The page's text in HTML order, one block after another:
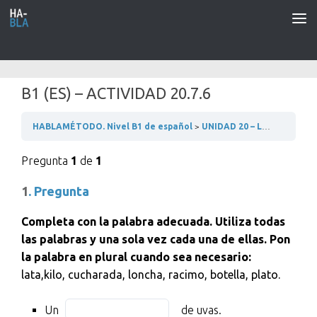
Saltar al contenido
B1 (ES) – ACTIVIDAD 20.7.6
HABLAMÉTODO. Nivel B1 de español UNIDAD 20 – LA MODA
Pregunta 1 de 1
1. Pregunta
Completa con la palabra adecuada. Utiliza todas
las palabras y una sola vez cada una de ellas. Pon
la palabra en plural cuando sea necesario:
lata,kilo, cucharada, loncha, racimo, botella, plato.
Un
Un Fill
de uvas.